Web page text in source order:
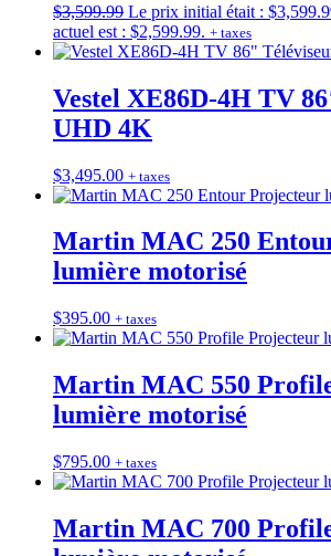
$3,599.99 Le prix initial était :
actuel est : $2,599.99. + taxes
Vestel XE86D-4H TV
UHD 4K
$3,495.00 + taxes
Martin MAC 250
lumière motorisé
$395.00 + taxes
Martin MAC 550
lumière motorisé
$795.00 + taxes
Martin MAC 700